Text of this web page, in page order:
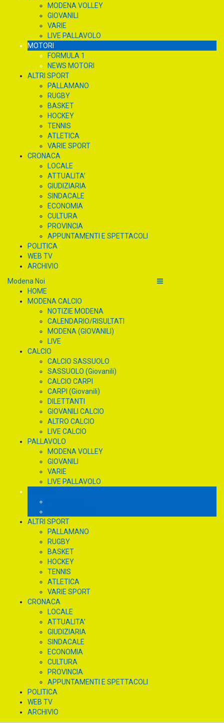
MODENA VOLLEY
GIOVANILI
VARIE
LIVE PALLAVOLO
MOTORI
FORMULA 1
NEWS MOTORI
ALTRI SPORT
PALLAMANO
RUGBY
BASKET
HOCKEY
TENNIS
ATLETICA
VARIE SPORT
CRONACA
LOCALE
ATTUALITA’
GIUDIZIARIA
SINDACALE
ECONOMIA
CULTURA
PROVINCIA
APPUNTAMENTI E SPETTACOLI
POLITICA
WEB TV
ARCHIVIO
Modena Noi
HOME
MODENA CALCIO
NOTIZIE MODENA
CALENDARIO/RISULTATI
MODENA (GIOVANILI)
LIVE
CALCIO
CALCIO SASSUOLO
SASSUOLO (Giovanili)
CALCIO CARPI
CARPI (Giovanili)
DILETTANTI
GIOVANILI CALCIO
ALTRO CALCIO
LIVE CALCIO
PALLAVOLO
MODENA VOLLEY
GIOVANILI
VARIE
LIVE PALLAVOLO
ALTRI SPORT
PALLAMANO
RUGBY
BASKET
HOCKEY
TENNIS
ATLETICA
VARIE SPORT
CRONACA
LOCALE
ATTUALITA’
GIUDIZIARIA
SINDACALE
ECONOMIA
CULTURA
PROVINCIA
APPUNTAMENTI E SPETTACOLI
POLITICA
WEB TV
ARCHIVIO